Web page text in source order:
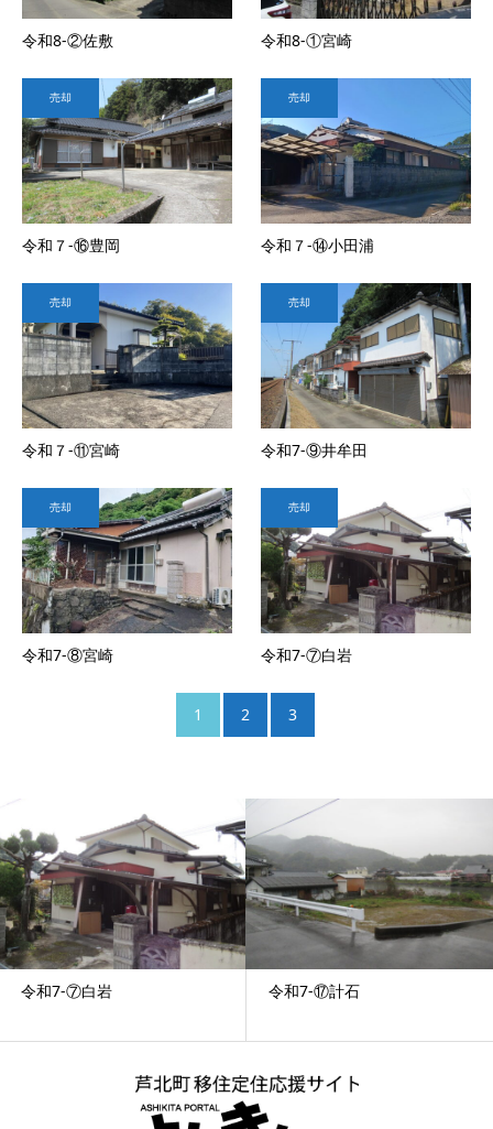
令和8-②佐敷 令和8-①宮崎
売却
令和７-⑯豊岡
売却
令和７-⑭小田浦
売却
令和７-⑪宮崎
売却
令和7-⑨井牟田
売却
令和7-⑧宮崎
売却
令和7-⑦白岩
1 2 3
令和7-⑦白岩 令和7-⑰計石